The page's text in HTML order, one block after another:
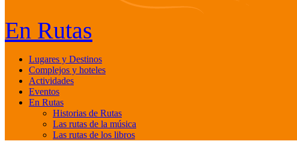
En Rutas
Lugares y Destinos
Complejos y hoteles
Actividades
Eventos
En Rutas
Historias de Rutas
Las rutas de la música
Las rutas de los libros